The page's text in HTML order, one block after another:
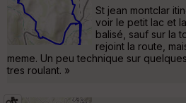
St jean montclar
voir le petit lac et
balisé, sauf sur la
rejoint la route,
meme. Un peu technique sur
tres roulant. »